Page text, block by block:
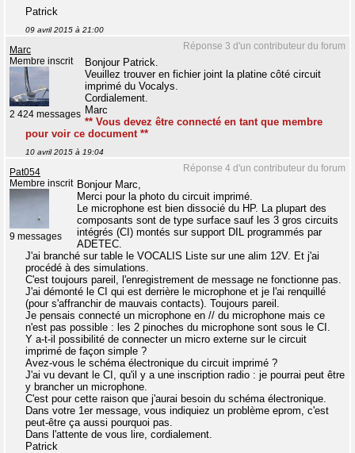
Patrick
09 avril 2015 à 21:00
Réponse 3 d'un contributeur du forum
Marc
Membre inscrit
2 424 messages
Bonjour Patrick.
Veuillez trouver en fichier joint la platine côté circuit
imprimé du Vocalys.
Cordialement.
Marc
** Vous devez être connecté en tant que membre
pour voir ce document **
10 avril 2015 à 19:04
Réponse 4 d'un contributeur du forum
Pat054
Membre inscrit
9 messages
Bonjour Marc,
Merci pour la photo du circuit imprimé.
Le microphone est bien dissocié du HP. La plupart des
composants sont de type surface sauf les 3 gros circuits
intégrés (CI) montés sur support DIL programmés par
ADETEC.
J'ai branché sur table le VOCALIS Liste sur une alim 12V. Et j'ai
procédé à des simulations.
C'est toujours pareil, l'enregistrement de message ne fonctionne pas.
J'ai démonté le CI qui est derrière le microphone et je l'ai renquillé
(pour s'affranchir de mauvais contacts). Toujours pareil.
Je pensais connecté un microphone en // du microphone mais ce
n'est pas possible : les 2 pinoches du microphone sont sous le CI.
Y a-t-il possibilité de connecter un micro externe sur le circuit
imprimé de façon simple ?
Avez-vous le schéma électronique du circuit imprimé ?
J'ai vu devant le CI, qu'il y a une inscription radio : je pourrai peut être
y brancher un microphone.
C'est pour cette raison que j'aurai besoin du schéma électronique.
Dans votre 1er message, vous indiquiez un problème eprom, c'est
peut-être ça aussi pourquoi pas.
Dans l'attente de vous lire, cordialement.
Patrick